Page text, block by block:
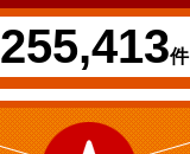
255,413件